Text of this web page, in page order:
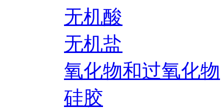
无机酸
无机盐
氧化物和过氧化物
硅胶